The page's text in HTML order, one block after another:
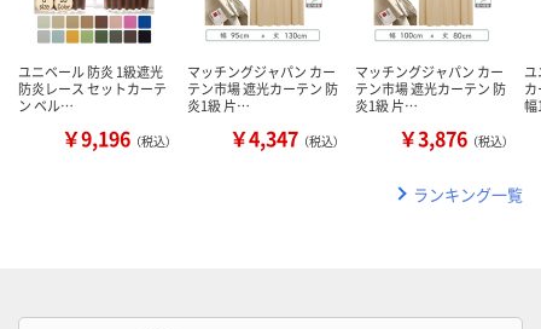
ユニベール 防炎 1級遮光
防炎レース セットカーテ
ン ベル…
￥9,196 （税込）
マッチングジャパン カー
テン市場 遮光カーテン 防
炎1級 片…
￥4,347 （税込）
マッチングジャパン カー
テン市場 遮光カーテン 防
炎1級 片…
￥3,876 （税込）
ランキング一覧